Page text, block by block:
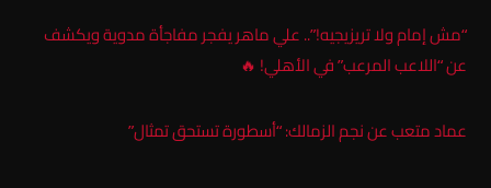
“مش إمام ولا تريزيجيه!”.. علي ماهر يفجر مفاجأة مدوية ويكشف
عن “اللاعب المرعب” في الأهلي! 🔥
عماد متعب عن نجم الزمالك: “أسطورة تستحق تمثال”